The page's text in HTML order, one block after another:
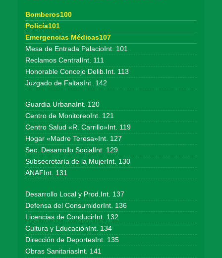
Bomberos100
Policía101
Emergencias Médicas107
Mesa de Entrada PalacioInt. 101
Reclamos CentralInt. 111
Honorable Concejo Delib.Int. 113
Juzgado de FaltasInt. 142
Guardia UrbanaInt. 120
Centro de MonitoreoInt. 121
Centro Salud «R. Carrillo»Int. 119
Hogar «Madre Teresa»Int. 127
Sec. Desarrollo SocialInt. 129
Subsecretaría de la MujerInt. 130
ANAFInt. 131
Desarrollo Local y Prod.Int. 137
Defensa del ConsumidorInt. 136
Licencias de ConducirInt. 132
Cultura y EducaciónInt. 134
Dirección de DeportesInt. 135
Obras SanitariasInt. 141